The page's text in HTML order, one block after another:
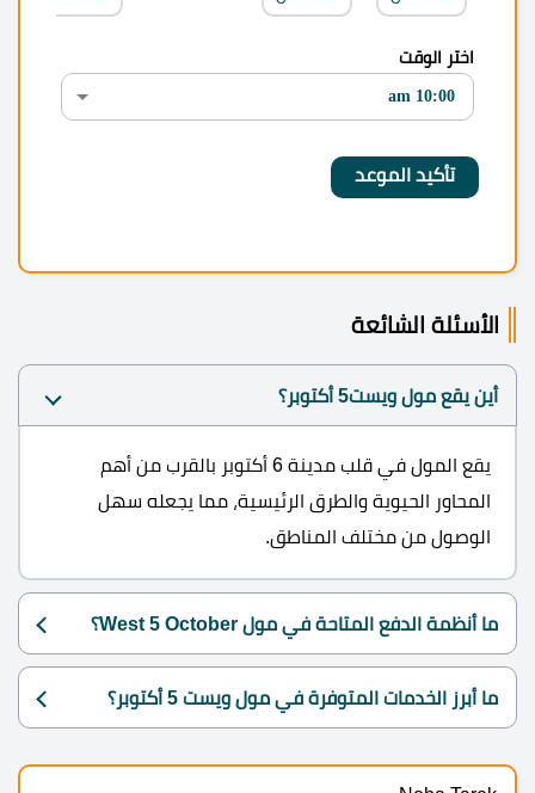
اختر الوقت
الأسئلة الشائعة
أين يقع مول ويست5 أكتوبر؟
يقع المول في قلب مدينة 6 أكتوبر بالقرب من أهم
المحاور الحيوية والطرق الرئيسية، مما يجعله سهل
الوصول من مختلف المناطق.
ما أنظمة الدفع المتاحة في مول West 5 October؟
ما أبرز الخدمات المتوفرة في مول ويست 5 أكتوبر؟